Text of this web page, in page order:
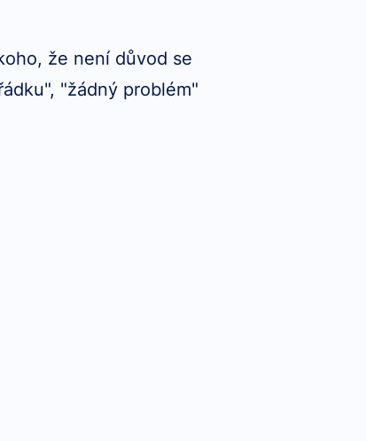
že není důvod se
"žádný problém"